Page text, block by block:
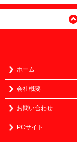
ホーム
会社概要
お問い合わせ
PCサイト